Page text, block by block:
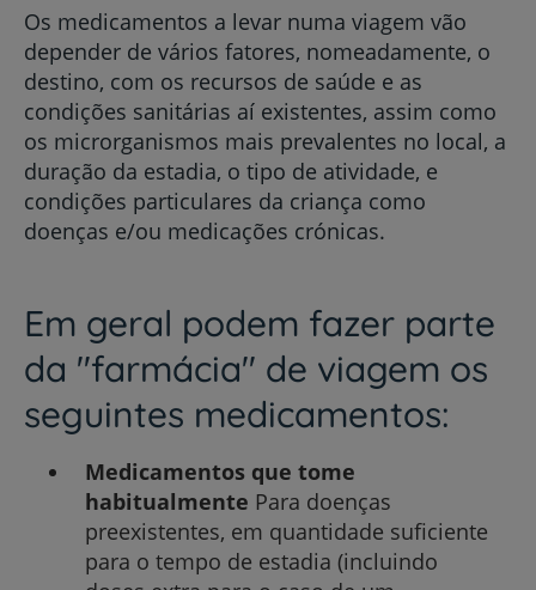
Os medicamentos a levar numa viagem vão
depender de vários fatores, nomeadamente, o
destino, com os recursos de saúde e as
condições sanitárias aí existentes, assim como
os microrganismos mais prevalentes no local, a
duração da estadia, o tipo de atividade, e
condições particulares da criança como
doenças e/ou medicações crónicas.
Em geral podem fazer parte
da "farmácia" de viagem os
seguintes medicamentos:
Medicamentos que tome
habitualmente Para doenças
preexistentes, em quantidade suficiente
para o tempo de estadia (incluindo